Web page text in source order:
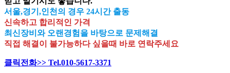
서울,경기,인천의 경우 24시간 출동
신속하고 합리적인 가격
최신장비와 오랜경험을 바탕으로 문제해결
직접 해결이 불가능하다 싶을때 바로 연락주세요
클릭전화>> Tel.010-5617-3371